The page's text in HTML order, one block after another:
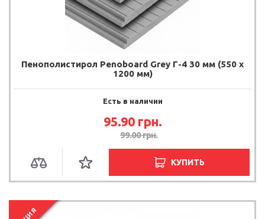
Пенополистирол Penoboard Grey Г-4 30 мм (550 х
1200 мм)
Есть в наличии
95.90 грн.
99.00 грн.
КУПИТЬ